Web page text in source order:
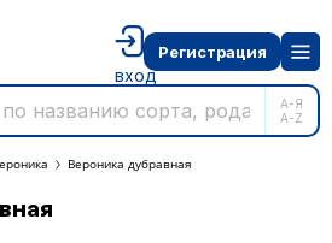
А-Я
A-Z
вход
Регистрация
Вероника дубравная